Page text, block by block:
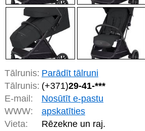
Tālrunis: Parādīt tālruni
Tālrunis: (+371)29-41-***
E-mail:
Nosūtīt e-pastu
WWW:
apskatīties
Vieta:
Rēzekne un raj.